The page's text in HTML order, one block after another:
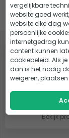
Slim
-5%
Bekijk
vergelijkbare
website goed
website elke dag
persoonlijke
internetgedrag
content kunnen
cookiebeleid. Als
dan is het nodig
weigeren,